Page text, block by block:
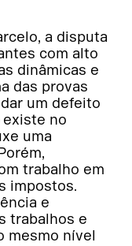
a disputa
com alto
dinâmicas e
das provas
um defeito
existe no
uma
trabalho em
impostos.
e
trabalhos e
mesmo nível